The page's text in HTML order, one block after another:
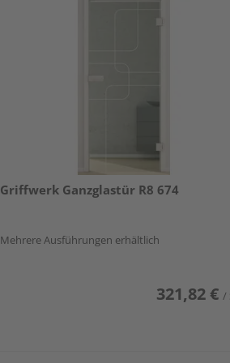
Griffwerk Ganzglastür R8 674
Mehrere Ausführungen erhältlich
321,82 € /